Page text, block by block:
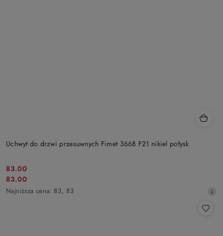
Uchwyt do drzwi przesuwnych Fimet 3668 F21 nikiel połysk
Cena
promocyjna:
83.00
Cena
promocyjna:
83.00
Najniższa
Najniższa cena: 83, 83